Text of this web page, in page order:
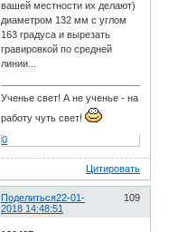
вашей местности их делают)
диаметром 132 мм с углом
163 градуса и вырезать
гравировкой по средней
линии...
Ученье свет! А не ученье - на
работу чуть свет!
0
Цитировать
Поделиться 109
22-01-
2018 14:48:51